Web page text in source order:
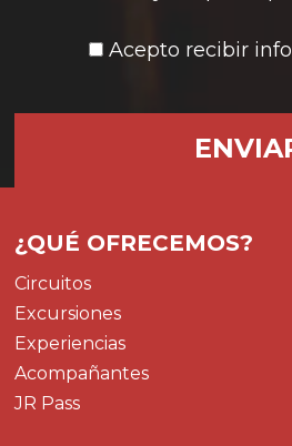
Acepto recibir
¿QUÉ OFRECEMOS?
Circuitos
Excursiones
Experiencias
Acompañantes
JR Pass